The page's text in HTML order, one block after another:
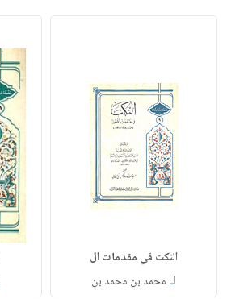
النكت في مقدمات ال
لـ محمد بن محمد بن